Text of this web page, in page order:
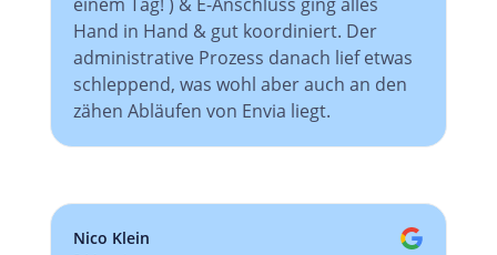
Hand in Hand & gut koordiniert. Der
administrative Prozess danach lief etwas
schleppend, was wohl aber auch an den
zähen Abläufen von Envia liegt.
Nico Klein